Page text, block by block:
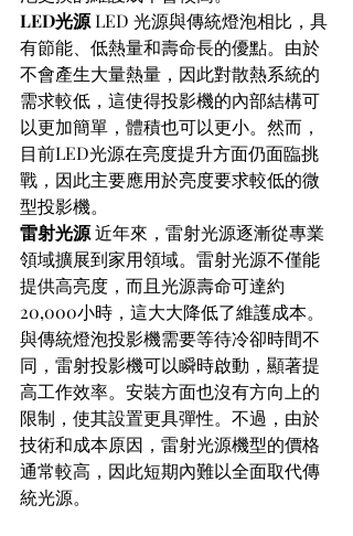
LED光源 LED 光源與傳統燈泡相比，具
有節能、低熱量和壽命長的優點。由於
不會產生大量熱量，因此對散熱系統的
需求較低，這使得投影機的內部結構可
以更加簡單，體積也可以更小。然而，
目前LED光源在亮度提升方面仍面臨挑
戰，因此主要應用於亮度要求較低的微
型投影機。
雷射光源 近年來，雷射光源逐漸從專業
領域擴展到家用領域。雷射光源不僅能
提供高亮度，而且光源壽命可達約
20,000小時，這大大降低了維護成本。
與傳統燈泡投影機需要等待冷卻時間不
同，雷射投影機可以瞬時啟動，顯著提
高工作效率。安裝方面也沒有方向上的
限制，使其設置更具彈性。不過，由於
技術和成本原因，雷射光源機型的價格
通常較高，因此短期內難以全面取代傳
統光源。